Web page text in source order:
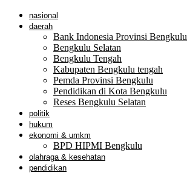
nasional
daerah
Bank Indonesia Provinsi Bengkulu
Bengkulu Selatan
Bengkulu Tengah
Kabupaten Bengkulu tengah
Pemda Provinsi Bengkulu
Pendidikan di Kota Bengkulu
Reses Bengkulu Selatan
politik
hukum
ekonomi & umkm
BPD HIPMI Bengkulu
olahraga & kesehatan
pendidikan